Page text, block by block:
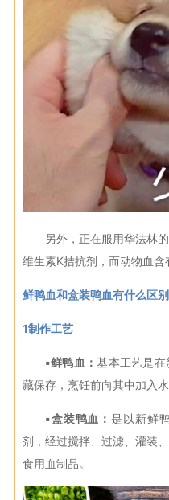
另外，正在服用华法林
维生素K拮抗剂，而动物血含
鲜鸭血和盒装鸭血有什么区别
1制作工艺
▪鲜鸭血：基本工艺是
藏保存，烹饪前向其中加入
▪盒装鸭血：是以新鲜
剂，经过搅拌、过滤、灌装
食用血制品。